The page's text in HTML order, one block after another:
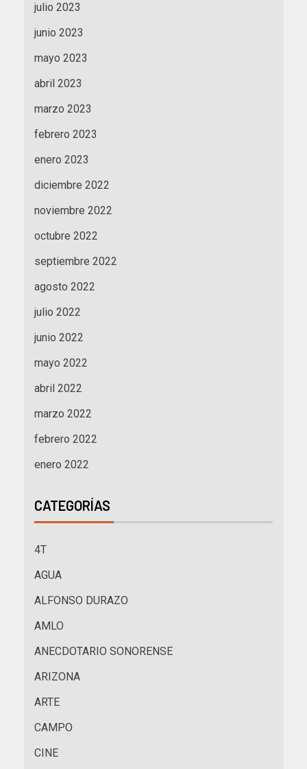
julio 2023
junio 2023
mayo 2023
abril 2023
marzo 2023
febrero 2023
enero 2023
diciembre 2022
noviembre 2022
octubre 2022
septiembre 2022
agosto 2022
julio 2022
junio 2022
mayo 2022
abril 2022
marzo 2022
febrero 2022
enero 2022
CATEGORÍAS
4T
AGUA
ALFONSO DURAZO
AMLO
ANECDOTARIO SONORENSE
ARIZONA
ARTE
CAMPO
CINE